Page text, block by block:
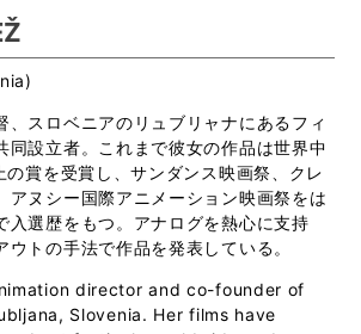
、スロベニアのリュブリャナにあるフィ
同設立者。これまで彼女の作品は世界中
賞を受賞し、サンダンス映画祭、クレ
アヌシー国際アニメーション映画祭をは
入選歴をもつ。アナログを熱心に支持
ウトの手法で作品を発表している。
director and co-founder of
Slovenia. Her films have